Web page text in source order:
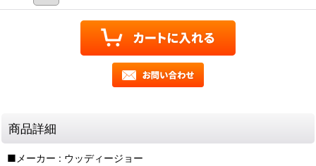
商品詳細
■メーカー : ウッディージョー